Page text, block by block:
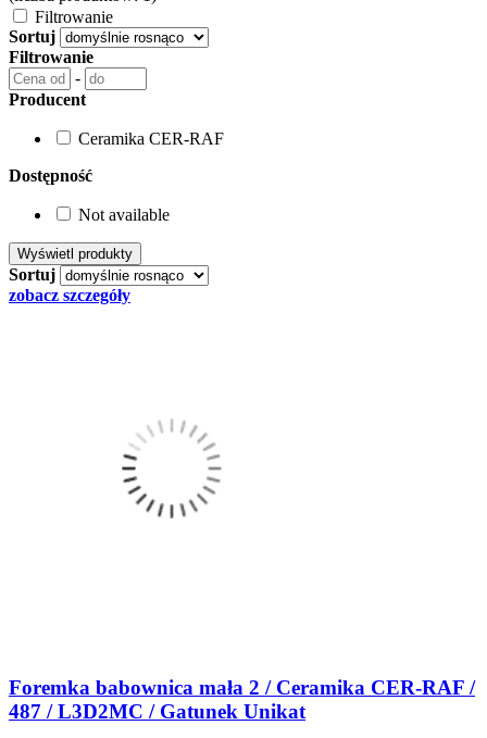
Filtrowanie
Sortuj
Filtrowanie
-
Producent
Ceramika CER-RAF
Dostępność
Not available
Sortuj
zobacz szczegóły
Foremka babownica mała 2 / Ceramika CER-RAF /
487 / L3D2MC / Gatunek Unikat